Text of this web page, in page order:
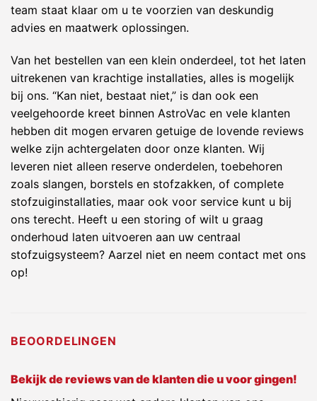
team staat klaar om u te voorzien van deskundig
advies en maatwerk oplossingen.
Van het bestellen van een klein onderdeel, tot het laten
uitrekenen van krachtige installaties, alles is mogelijk
bij ons. “Kan niet, bestaat niet,” is dan ook een
veelgehoorde kreet binnen AstroVac en vele klanten
hebben dit mogen ervaren getuige de lovende reviews
welke zijn achtergelaten door onze klanten. Wij
leveren niet alleen reserve onderdelen, toebehoren
zoals slangen, borstels en stofzakken, of complete
stofzuiginstallaties, maar ook voor service kunt u bij
ons terecht. Heeft u een storing of wilt u graag
onderhoud laten uitvoeren aan uw centraal
stofzuigsysteem? Aarzel niet en neem contact met ons
op!
BEOORDELINGEN
Bekijk de reviews van de klanten die u voor gingen!